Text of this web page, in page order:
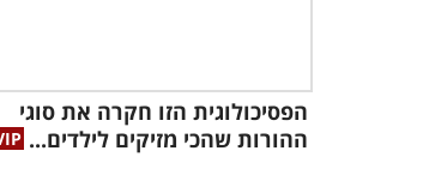
הפסיכולוגית הזו חקרה את סוגי
ההורות שהכי מזיקים לילדים...